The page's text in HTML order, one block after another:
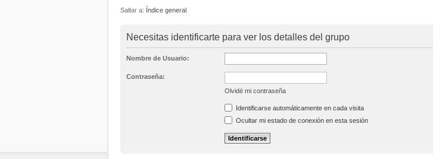
Saltar a: Índice general
Necesitas identificarte para ver los detalles del grupo
Nombre de Usuario:
Contraseña:
Olvidé mi contraseña
Identificarse automáticamente en cada visita
Ocultar mi estado de conexión en esta sesión